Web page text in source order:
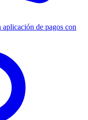
de pagos con